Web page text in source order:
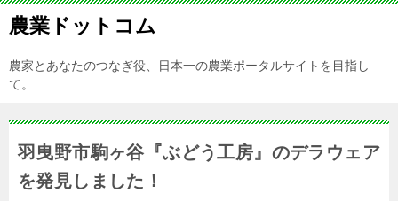
農業ドットコム
農家とあなたのつなぎ役、日本一の農業ポータルサイトを目指し
て。
羽曳野市駒ヶ谷『ぶどう工房』のデラウェア
を発見しました！